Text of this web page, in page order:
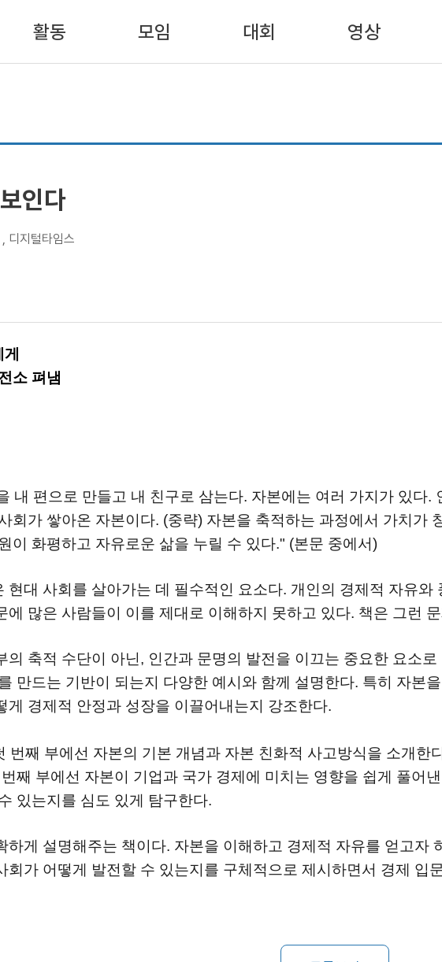
활동 모임 대회 영상
인다
, 디지털타임스
소 펴냄
내 편으로 만들고 내 친구로 삼는다. 자본에는 여러 가지가 있다.
회가 쌓아온 자본이다. (중략) 자본을 축적하는 과정에서 가치가
이 화평하고 자유로운 삶을 누릴 수 있다." (본문 중에서)
현대 사회를 살아가는 데 필수적인 요소다. 개인의 경제적 자유
에 많은 사람들이 이를 제대로 이해하지 못하고 있다. 책은 그런
의 축적 수단이 아닌, 인간과 문명의 발전을 이끄는 중요한 요소
만드는 기반이 되는지 다양한 예시와 함께 설명한다. 특히 자본
게 경제적 안정과 성장을 이끌어내는지 강조한다.
번째 부에선 자본의 기본 개념과 자본 친화적 사고방식을 소개
째 부에선 자본이 기업과 국가 경제에 미치는 영향을 쉽게 풀어
있는지를 심도 있게 탐구한다.
하게 설명해주는 책이다. 자본을 이해하고 경제적 자유를 얻고자
회가 어떻게 발전할 수 있는지를 구체적으로 제시하면서 경제 입